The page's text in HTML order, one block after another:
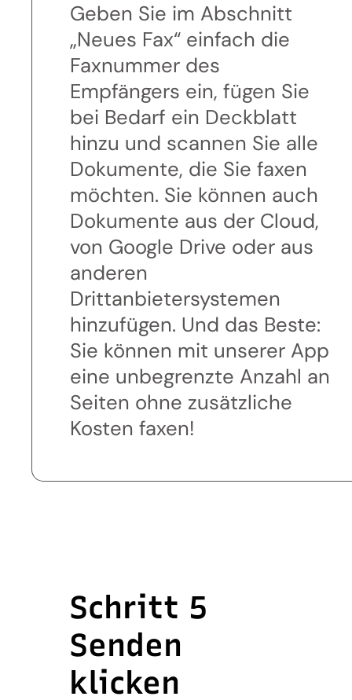
Geben Sie im Abschnitt
„Neues Fax“ einfach die
Faxnummer des
Empfängers ein, fügen Sie
bei Bedarf ein Deckblatt
hinzu und scannen Sie alle
Dokumente, die Sie faxen
möchten. Sie können auch
Dokumente aus der Cloud,
von Google Drive oder aus
anderen
Drittanbietersystemen
hinzufügen. Und das Beste:
Sie können mit unserer App
eine unbegrenzte Anzahl an
Seiten ohne zusätzliche
Kosten faxen!
Schritt 5
Senden
klicken